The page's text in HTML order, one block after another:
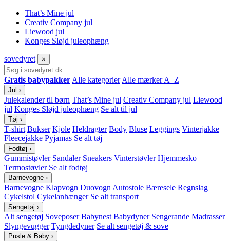
That’s Mine jul
Creativ Company jul
Liewood jul
Konges Sløjd juleophæng
sovedyret ×
Gratis babypakker Alle kategorier Alle mærker A–Z
Jul ›
Julekalender til børn That’s Mine jul Creativ Company jul Liewood
jul Konges Sløjd juleophæng Se alt til jul
Tøj ›
T-shirt Bukser Kjole Heldragter Body Bluse Leggings Vinterjakke
Fleecejakke Pyjamas Se alt tøj
Fodtøj ›
Gummistøvler Sandaler Sneakers Vinterstøvler Hjemmesko
Termostøvler Se alt fodtøj
Barnevogne ›
Barnevogne Klapvogn Duovogn Autostole Bæresele Regnslag
Cykelstol Cykelanhænger Se alt transport
Sengetøj ›
Alt sengetøj Soveposer Babynest Babydyner Sengerande Madrasser
Slyngevugger Tyngdedyner Se alt sengetøj & sove
Pusle & Baby ›